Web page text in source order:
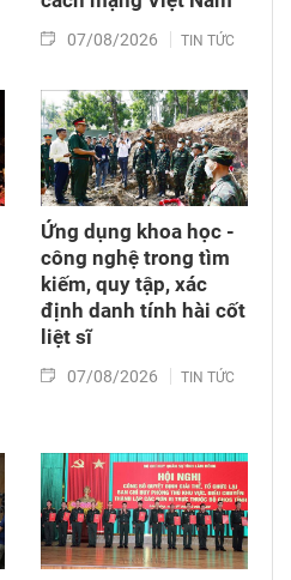
07/08/2026 TIN TỨC
Ứng dụng khoa học -
công nghệ trong tìm
kiếm, quy tập, xác
định danh tính hài cốt
liệt sĩ
07/08/2026 TIN TỨC